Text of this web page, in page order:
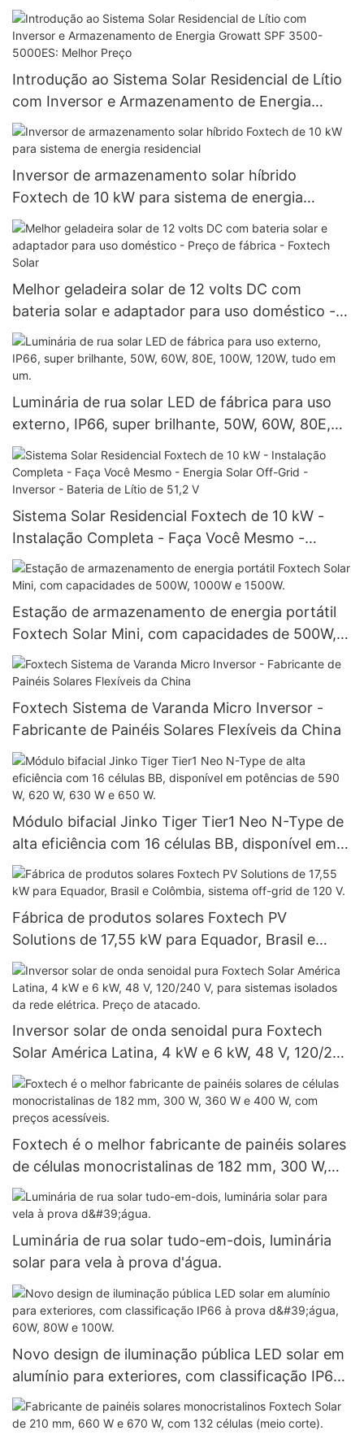
pública, com potências de 30W, 50W, 60W, 80W
e 100W, ideais para projetos governamentais.
Introdução ao Sistema Solar Residencial de Lítio
com Inversor e Armazenamento de Energia
Growatt SPF 3500-5000ES: Melhor Preço
Inversor de armazenamento solar híbrido
Foxtech de 10 kW para sistema de energia
residencial
Melhor geladeira solar de 12 volts DC com
bateria solar e adaptador para uso doméstico -
Preço de fábrica - Foxtech Solar
Luminária de rua solar LED de fábrica para uso
externo, IP66, super brilhante, 50W, 60W, 80E,
100W, 120W, tudo em um.
Sistema Solar Residencial Foxtech de 10 kW -
Instalação Completa - Faça Você Mesmo -
Energia Solar Off-Grid - Inversor - Bateria de
Lítio de 51,2 V
Estação de armazenamento de energia portátil
Foxtech Solar Mini, com capacidades de 500W,
1000W e 1500W.
Foxtech Sistema de Varanda Micro Inversor -
Fabricante de Painéis Solares Flexíveis da China
Módulo bifacial Jinko Tiger Tier1 Neo N-Type de
alta eficiência com 16 células BB, disponível em
potências de 590 W, 620 W, 630 W e 650 W.
Fábrica de produtos solares Foxtech PV
Solutions de 17,55 kW para Equador, Brasil e
Colômbia, sistema off-grid de 120 V.
Inversor solar de onda senoidal pura Foxtech
Solar América Latina, 4 kW e 6 kW, 48 V, 120/240
V, para sistemas isolados da rede elétrica. Preço
de atacado.
Foxtech é o melhor fabricante de painéis solares
de células monocristalinas de 182 mm, 300 W,
360 W e 400 W, com preços acessíveis.
Luminária de rua solar tudo-em-dois, luminária
solar para vela à prova d'água.
Novo design de iluminação pública LED solar em
alumínio para exteriores, com classificação IP66
à prova d'água, 60W, 80W e 100W.